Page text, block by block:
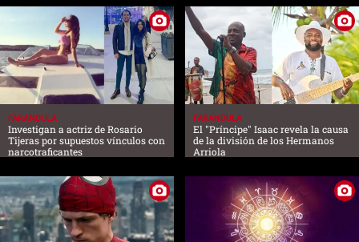
FARANDULA
Investigan a actriz de Rosario
Tijeras por supuestos vínculos con
narcotraficantes
FARANDULA
El "Príncipe" Isaac revela la causa
de la división de los Hermanos
Arriola